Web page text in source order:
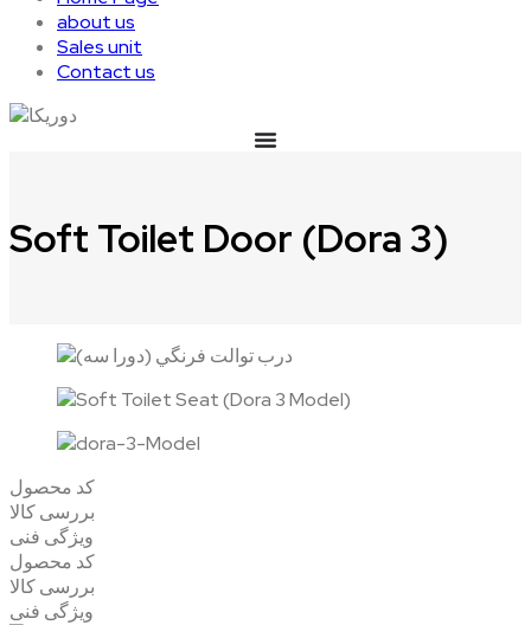
about us
Sales unit
Contact us
Soft Toilet Door (Dora 3)
کد محصول
بررسی کالا
ویژگی فنی
کد محصول
بررسی کالا
ویژگی فنی